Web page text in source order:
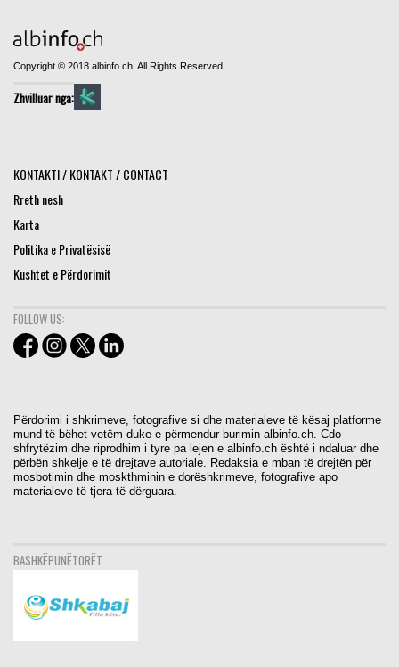
Copyright © 2018 albinfo.ch. All Rights Reserved.
Zhvilluar nga:
KONTAKTI / KONTAKT / CONTACT
Rreth nesh
Karta
Politika e Privatësisë
Kushtet e Përdorimit
FOLLOW US:
Përdorimi i shkrimeve, fotografive si dhe materialeve të kësaj platforme
mund të bëhet vetëm duke e përmendur burimin albinfo.ch. Cdo
shfrytëzim dhe riprodhim i tyre pa lejen e albinfo.ch është i ndaluar dhe
përbën shkelje e të drejtave autoriale. Redaksia e mban të drejtën për
mosbotimin dhe moskthminin e dorëshkrimeve, fotografive apo
materialeve të tjera të dërguara.
BASHKËPUNËTORËT